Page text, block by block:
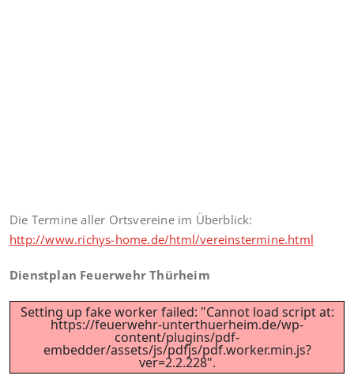
Die Termine aller Ortsvereine im Überblick:
http://www.richys-home.de/html/vereinstermine.html
Dienstplan Feuerwehr Thürheim
Setting up fake worker failed: "Cannot load script at:
https://feuerwehr-unterthuerheim.de/wp-
content/plugins/pdf-
embedder/assets/js/pdfjs/pdf.worker.min.js?
ver=2.2.228".